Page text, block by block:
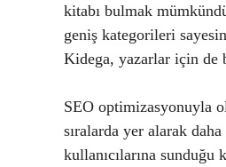
kitabı bulmak
geniş kategorileri
Kidega, yazarlar için de
SEO optimizasyonuyla
sıralarda yer alarak
kullanıcılarına